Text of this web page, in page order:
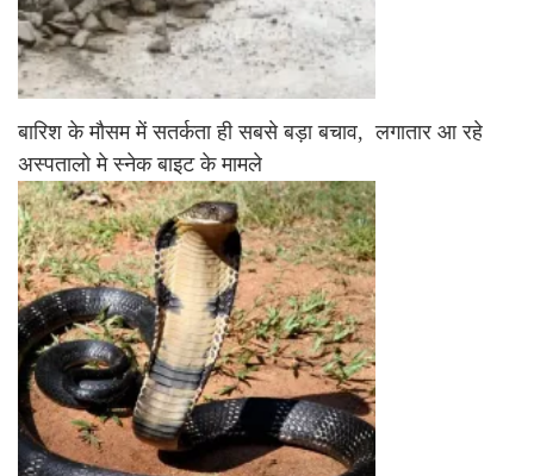
बारिश के मौसम में सतर्कता ही सबसे बड़ा बचाव, लगातार आ रहे
अस्पतालो मे स्नेक बाइट के मामले